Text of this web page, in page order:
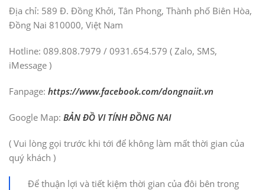
Địa chỉ: 589 Đ. Đồng Khởi, Tân Phong, Thành phố Biên Hòa,
Đồng Nai 810000, Việt Nam
Hotline: 089.808.7979 / 0931.654.579 ( Zalo, SMS,
iMessage )
Fanpage: https://www.facebook.com/dongnaiit.vn
Google Map: BẢN ĐỒ VI TÍNH ĐỒNG NAI
( Vui lòng gọi trước khi tới để không làm mất thời gian của
quý khách )
Để thuận lợi và tiết kiệm thời gian của đôi bên trong